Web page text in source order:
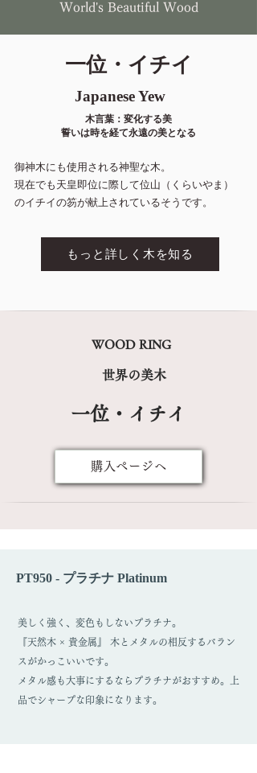
World's Beautiful Wood
一位・イチイ
Japanese Yew
木言葉：変化する美
誓いは時を経て永遠の美となる
御神木にも使用される神聖な木。
現在でも天皇即位に際して位山（くらいやま）
のイチイの笏が献上されているそうです。
もっと詳しく木を知る
WOOD RING
世界の美木
一位・イチイ
購入ぺージへ
PT950 - プラチナ Platinum
美しく強く、変色もしないプラチナ。
『天然木 × 貴金属』 木とメタルの相反するバラン
スがかっこいいです。
メタル感も大事にするならプラチナがおすすめ。上
品でシャープな印象になります。